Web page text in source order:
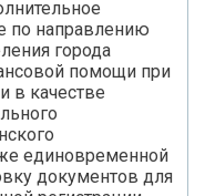
по направлению
города
помощи при
в качестве
единовременной
документов для